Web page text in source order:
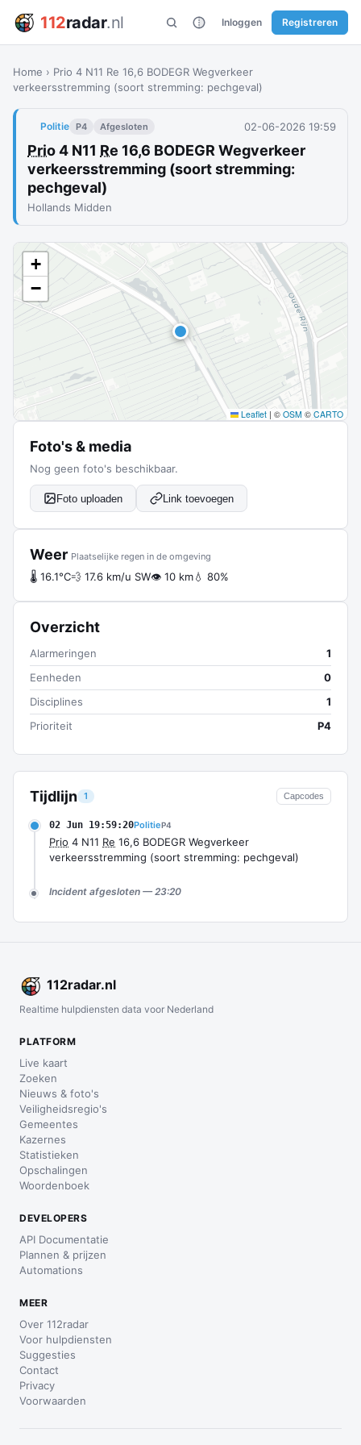
112radar.nl Inloggen Registreren
Home › Prio 4 N11 Re 16,6 BODEGR Wegverkeer
verkeersstremming (soort stremming: pechgeval)
Politie P4 Afgesloten 02-06-2026 19:59
Prio4 N11 Re 16,6 BODEGR Wegverkeer
verkeersstremming (soort stremming:
pechgeval)
Hollands Midden
Tijdlijn 1 Capcodes
02 Jun 19:59:20PolitieP4
Prio 4 N11 Re 16,6 BODEGR Wegverkeer
verkeersstremming (soort stremming: pechgeval)
Incident afgesloten — 23:20
+
−
Leaflet | © OSM © CARTO
Foto's & media
Nog geen foto's beschikbaar.
Foto uploaden Link toevoegen
Weer Plaatselijke regen in de omgeving
🌡 16.1°C💨 17.6 km/u SW👁 10 km💧 80%
Overzicht
Alarmeringen
1
Eenheden
0
Disciplines
1
Prioriteit
P4
112radar.nl
Realtime hulpdiensten data voor Nederland
PLATFORM
Live kaart
Zoeken
Nieuws & foto's
Veiligheidsregio's
Gemeentes
Kazernes
Statistieken
Opschalingen
Woordenboek
DEVELOPERS
API Documentatie
Plannen & prijzen
Automations
MEER
Over 112radar
Voor hulpdiensten
Suggesties
Contact
Privacy
Voorwaarden